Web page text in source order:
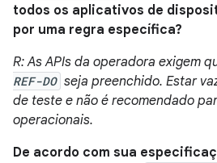
todos os aplicativos de
por uma regra específica?
R: As APIs da operadora exigem
REF-DO seja preenchido. Estar
de teste e não é recomendado
operacionais.
De acordo com sua